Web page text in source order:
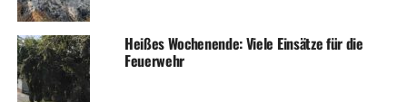
Heißes Wochenende: Viele Einsätze für die
Feuerwehr